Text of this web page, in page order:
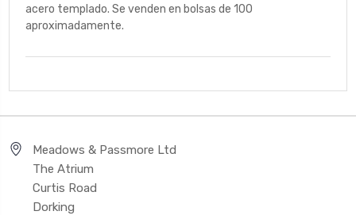
acero templado. Se venden en bolsas de 100
aproximadamente.
Meadows & Passmore Ltd
The Atrium
Curtis Road
Dorking